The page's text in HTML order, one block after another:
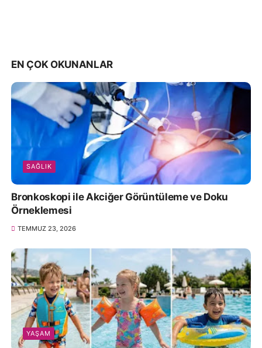
EN ÇOK OKUNANLAR
SAĞLIK
Bronkoskopi ile Akciğer Görüntüleme ve Doku
Örneklemesi
TEMMUZ 23, 2026
YAŞAM